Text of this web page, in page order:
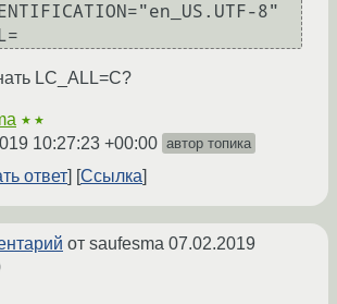
8"
LC_ALL=С?
★★
10:27:23 +00:00 автор топика
ответ Ссылка
от saufesma 07.02.2019